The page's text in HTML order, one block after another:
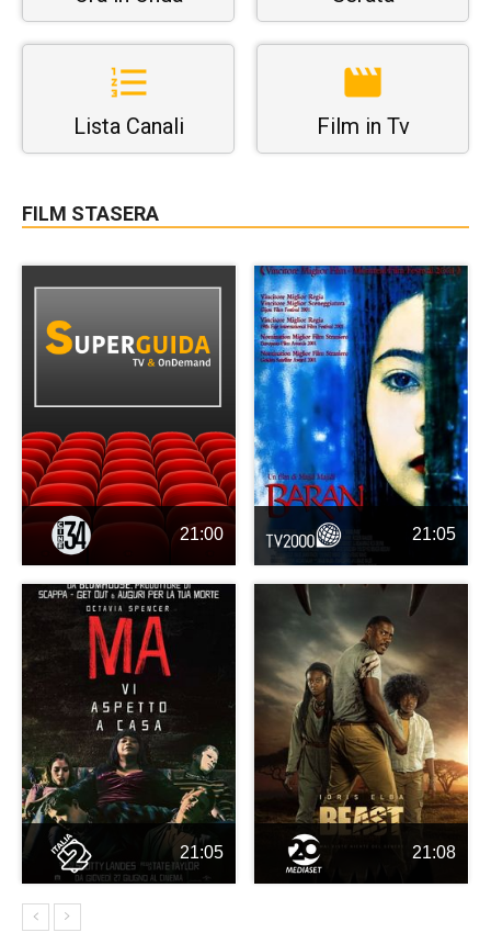
Lista Canali Film in Tv
FILM STASERA
21:00 21:05
21:05 21:08